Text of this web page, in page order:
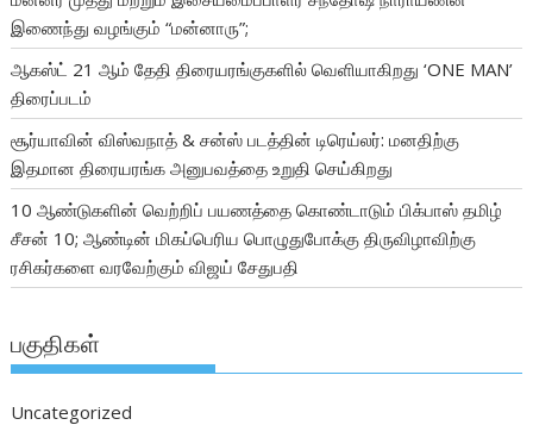
இணைந்து வழங்கும் “மன்னாரு”;
ஆகஸ்ட் 21 ஆம் தேதி திரையரங்குகளில் வெளியாகிறது ‘ONE MAN’
திரைப்படம்
சூர்யாவின் விஸ்வநாத் & சன்ஸ் படத்தின் டிரெய்லர்: மனதிற்கு
இதமான திரையரங்க அனுபவத்தை உறுதி செய்கிறது
10 ஆண்டுகளின் வெற்றிப் பயணத்தை கொண்டாடும் பிக்பாஸ் தமிழ்
சீசன் 10; ஆண்டின் மிகப்பெரிய பொழுதுபோக்கு திருவிழாவிற்கு
ரசிகர்களை வரவேற்கும் விஜய் சேதுபதி
பகுதிகள்
Uncategorized